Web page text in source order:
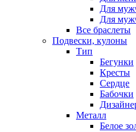
Для
Для
Все браслеты
Подвески, кулоны
Тип
Бегунки
Кресты
Сердце
Бабочки
Металл
Белое